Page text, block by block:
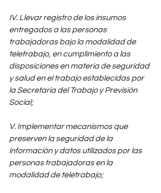
IV. Llevar registro de los insumos
entregados a las personas
trabajadoras bajo la modalidad de
teletrabajo, en cumplimiento a las
disposiciones en materia de seguridad
y salud en el trabajo establecidas por
la Secretaría del Trabajo y Previsión
Social;
V. Implementar mecanismos que
preserven la seguridad de la
información y datos utilizados por las
personas trabajadoras en la
modalidad de teletrabajo;